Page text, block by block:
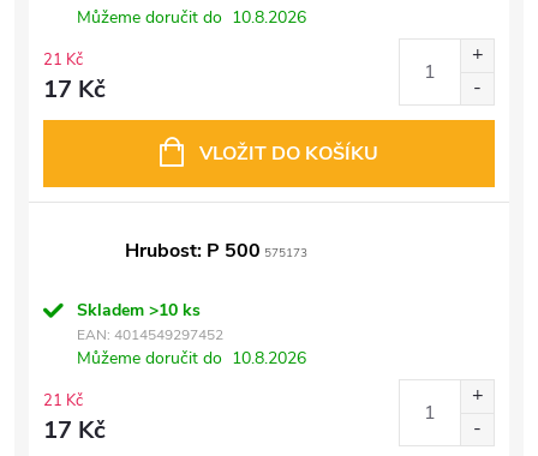
Můžeme doručit do 10.8.2026
21 Kč
17 Kč
VLOŽIT DO KOŠÍKU
Hrubost: P 500 575173
Skladem >10 ks
EAN: 4014549297452
Můžeme doručit do 10.8.2026
21 Kč
17 Kč